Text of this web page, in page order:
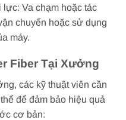
lực: Va chạm hoặc tác
chuyển hoặc sử dụng
máy.
Fiber Tại Xưởng
các kỹ thuật viên cần
để đảm bảo hiệu quả
cơ bản: